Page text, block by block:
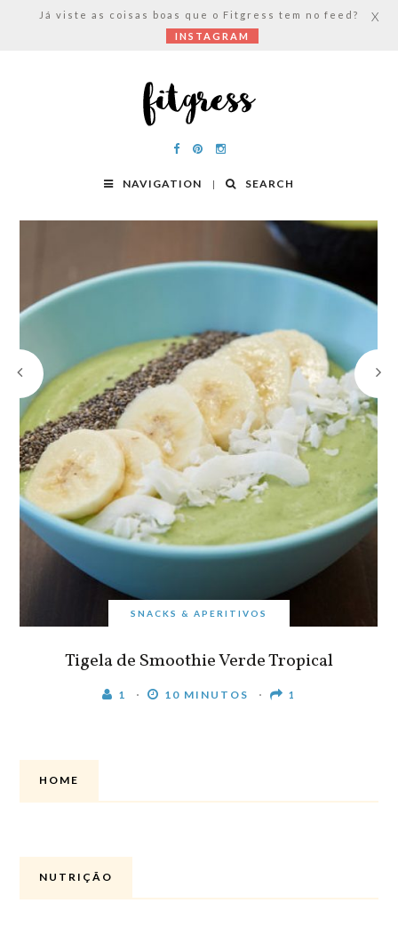
NAVIGATION SEARCH
SNACKS & APERITIVOS
Tigela de Smoothie Verde Tropical
1 10 MINUTOS 1
HOME
NUTRIÇÃO
Já viste as coisas boas que o Fitgress tem no feed?
INSTAGRAM
X